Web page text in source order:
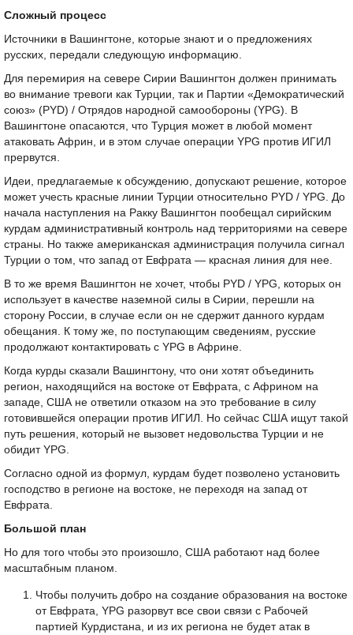
Сложный процесс
Источники в Вашингтоне, которые знают и о предложениях
русских, передали следующую информацию.
Для перемирия на севере Сирии Вашингтон должен принимать
во внимание тревоги как Турции, так и Партии «Демократический
союз» (PYD) / Отрядов народной самообороны (YPG). В
Вашингтоне опасаются, что Турция может в любой момент
атаковать Африн, и в этом случае операции YPG против ИГИЛ
прервутся.
Идеи, предлагаемые к обсуждению, допускают решение, которое
может учесть красные линии Турции относительно PYD / YPG. До
начала наступления на Ракку Вашингтон пообещал сирийским
курдам административный контроль над территориями на севере
страны. Но также американская администрация получила сигнал
Турции о том, что запад от Евфрата — красная линия для нее.
В то же время Вашингтон не хочет, чтобы PYD / YPG, которых он
использует в качестве наземной силы в Сирии, перешли на
сторону России, в случае если он не сдержит данного курдам
обещания. К тому же, по поступающим сведениям, русские
продолжают контактировать с YPG в Африне.
Когда курды сказали Вашингтону, что они хотят объединить
регион, находящийся на востоке от Евфрата, с Африном на
западе, США не ответили отказом на это требование в силу
готовившейся операции против ИГИЛ. Но сейчас США ищут такой
путь решения, который не вызовет недовольства Турции и не
обидит YPG.
Согласно одной из формул, курдам будет позволено установить
господство в регионе на востоке, не переходя на запад от
Евфрата.
Большой план
Но для того чтобы это произошло, США работают над более
масштабным планом.
Чтобы получить добро на создание образования на востоке
от Евфрата, YPG разорвут все свои связи с Рабочей
партией Курдистана, и из их региона не будет атак в